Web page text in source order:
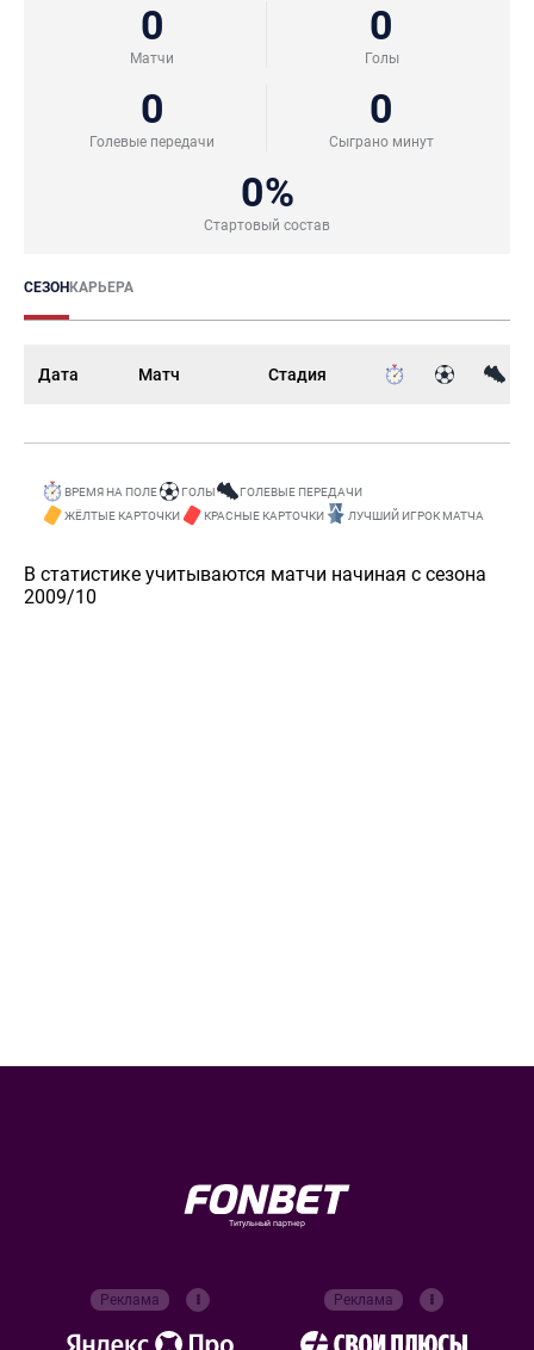
0
Матчи
0
Голы
0
Голевые передачи
0
Сыграно минут
0%
Стартовый состав
СЕЗОНКАРЬЕРА
Дата Матч Стадия
ВРЕМЯ НА ПОЛЕ ГОЛЫ
ГОЛЕВЫЕ ПЕРЕДАЧИ
ЖЁЛТЫЕ КАРТОЧКИ
КРАСНЫЕ КАРТОЧКИ ЛУЧШИЙ ИГРОК МАТЧА
В статистике учитываются матчи начиная с сезона
2009/10
Титульный партнер
Реклама Реклама